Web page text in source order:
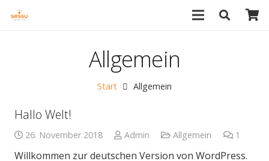
Allgemein
Start Allgemein
Hallo Welt!
26. November 2018 Admin Allgemein 1
Willkommen zur deutschen Version von WordPress.